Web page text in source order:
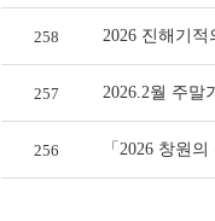
258 2026 진해기
257 2026.2월 주말
256 「2026 창원